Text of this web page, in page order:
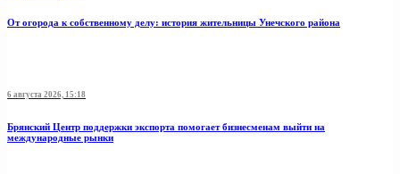
От огорода к собственному делу: история жительницы Унечского района
6 августа 2026, 15:18
Брянский Центр поддержки экспорта помогает бизнесменам выйти на
международные рынки